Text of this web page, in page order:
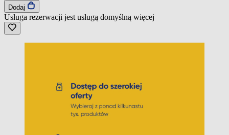
Dodaj
Usługa rezerwacji jest usługą domyślną więcej